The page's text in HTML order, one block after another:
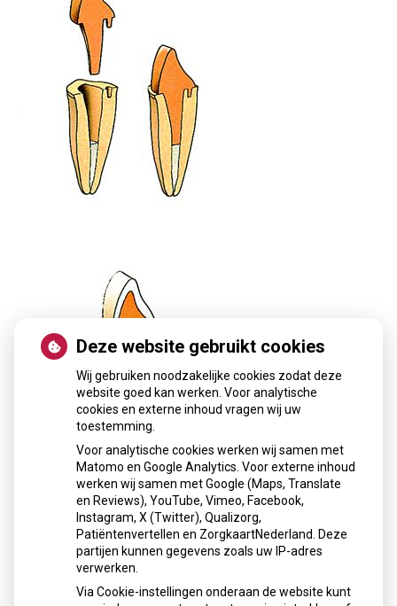
« Terug naar het overzicht
Openingstijden
Maandag: 10:00 - 19:00
Dinsdag: 09:00 - 18:00
Deze website gebruikt cookies
Wij gebruiken noodzakelijke cookies zodat deze
website goed kan werken. Voor analytische
cookies en externe inhoud vragen wij uw
toestemming.
Voor analytische cookies werken wij samen met
Matomo en Google Analytics. Voor externe inhoud
werken wij samen met Google (Maps, Translate
en Reviews), YouTube, Vimeo, Facebook,
Instagram, X (Twitter), Qualizorg,
Patiëntenvertellen en ZorgkaartNederland. Deze
partijen kunnen gegevens zoals uw IP-adres
verwerken.
Via Cookie-instellingen onderaan de website kunt